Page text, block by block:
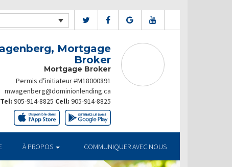
Mortgage
Broker
Mortgage Broker
Permis d’initiateur #M18000891
mwagenberg@dominionlending.ca
Tel: 905-914-8825 Cell: 905-914-8825
À PROPOS COMMUNIQUER AVEC NOUS